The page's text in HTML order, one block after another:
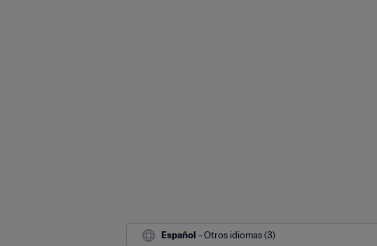
Español - Otros idiomas (3)